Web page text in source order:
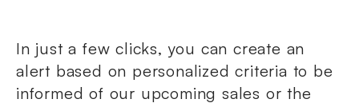
In just a few clicks, you can create an
alert based on personalized criteria to be
informed of our upcoming sales or the